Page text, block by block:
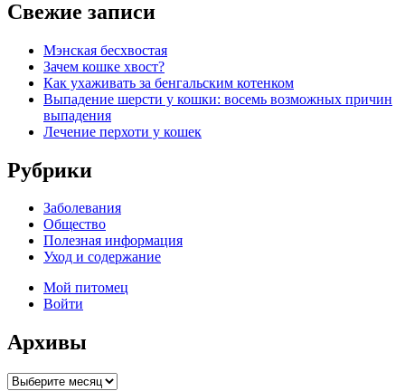
Свежие записи
Мэнская бесхвостая
Зачем кошке хвост?
Как ухаживать за бенгальским котенком
Выпадение шерсти у кошки: восемь возможных причин
выпадения
Лечение перхоти у кошек
Рубрики
Заболевания
Общество
Полезная информация
Уход и содержание
Мой питомец
Войти
Архивы
Архивы